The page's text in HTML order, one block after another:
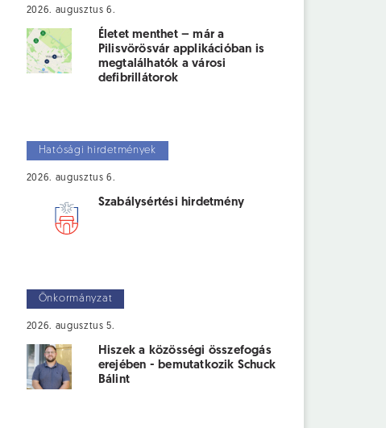
2026. augusztus 6.
Életet menthet – már a
Pilisvörösvár applikációban is
megtalálhatók a városi
defibrillátorok
Hatósági hirdetmények
2026. augusztus 6.
Szabálysértési hirdetmény
Önkormányzat
2026. augusztus 5.
Hiszek a közösségi összefogás
erejében - bemutatkozik Schuck
Bálint